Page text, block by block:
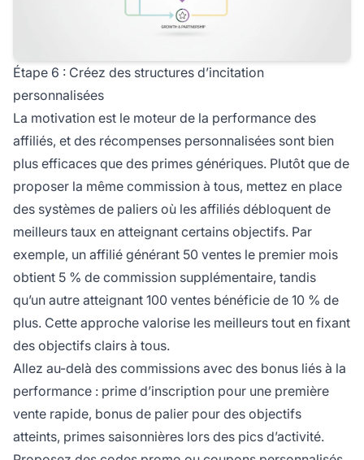
Étape 6 : Créez des structures d’incitation
personnalisées
La motivation est le moteur de la performance des
affiliés, et des récompenses personnalisées sont bien
plus efficaces que des primes génériques. Plutôt que de
proposer la même commission à tous, mettez en place
des systèmes de paliers où les affiliés débloquent de
meilleurs taux en atteignant certains objectifs. Par
exemple, un affilié générant 50 ventes le premier mois
obtient 5 % de commission supplémentaire, tandis
qu’un autre atteignant 100 ventes bénéficie de 10 % de
plus. Cette approche valorise les meilleurs tout en fixant
des objectifs clairs à tous.
Allez au-delà des commissions avec des bonus liés à la
performance : prime d’inscription pour une première
vente rapide, bonus de palier pour des objectifs
atteints, primes saisonnières lors des pics d’activité.